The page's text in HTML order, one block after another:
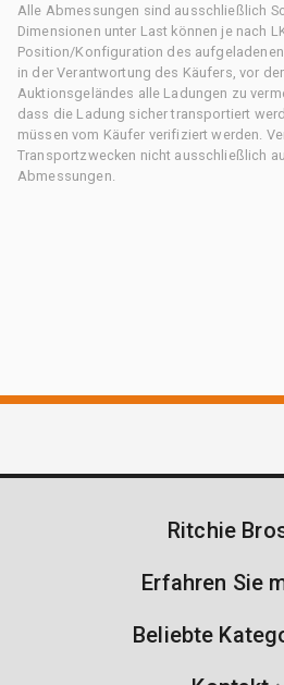
Alle Abmessungen sind ausschließlich
Dimensionen unter Last können je nach
Position/Konfiguration des
in der Verantwortung des Käufers, vor
Auktionsgeländes alle Ladungen zu
dass die Ladung sicher transportiert
müssen vom Käufer verifiziert werden.
Transportzwecken nicht ausschließlich
Abmessungen.
Ritchie
Erfahren Sie
Beliebte